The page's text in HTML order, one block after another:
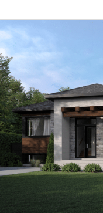
Alicia
–
Parcours
Nature,
Bromont